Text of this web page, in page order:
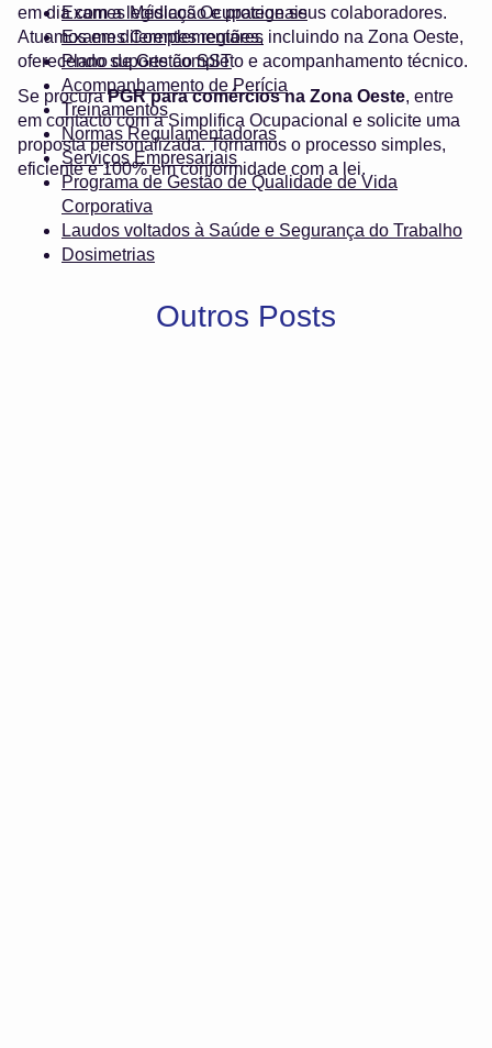
Exames Médicos Ocupacionais
Exames Complementares
Plano de Gestão SST
Acompanhamento de Perícia
Treinamentos
Normas Regulamentadoras
Serviços Empresariais
Programa de Gestão de Qualidade de Vida
Corporativa
Laudos voltados à Saúde e Segurança do Trabalho
Dosimetrias
em dia com a legislação e protege seus colaboradores.
Atuamos em diferentes regiões, incluindo na Zona Oeste,
oferecendo suporte completo e acompanhamento técnico.
Se procuraPGR para comércios na Zona Oeste, entre
em contacto com a Simplifica Ocupacional e solicite uma
proposta personalizada. Tornamos o processo simples,
eficiente e 100% em conformidade com a lei.
Outros Posts